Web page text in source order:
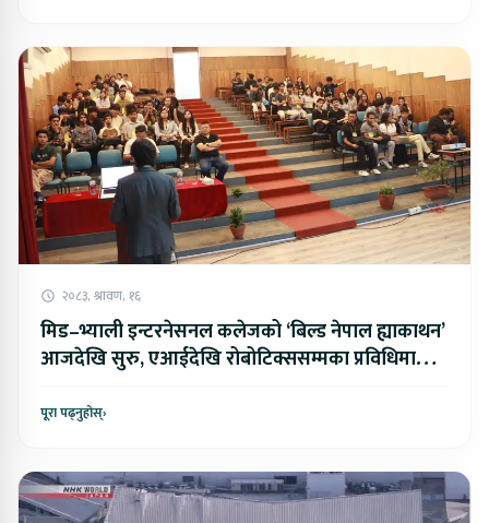
२०८३, श्रावण, १६
मिड–भ्याली इन्टरनेसनल कलेजको ‘बिल्ड नेपाल ह्याकाथन’
आजदेखि सुरु, एआईदेखि रोबोटिक्ससम्मका प्रविधिमा
पूरा पढ्नुहोस्›